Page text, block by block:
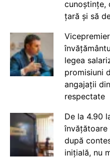
cunoștințe,
țară și să
legea
promisiuni
angajații
respectate
De la 4.90
învățătoare
după
inițială, nu